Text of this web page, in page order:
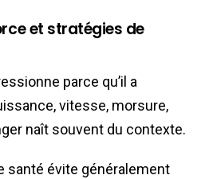
et stratégies de
parce qu’il a
vitesse, morsure,
naît souvent du contexte.
santé évite généralement